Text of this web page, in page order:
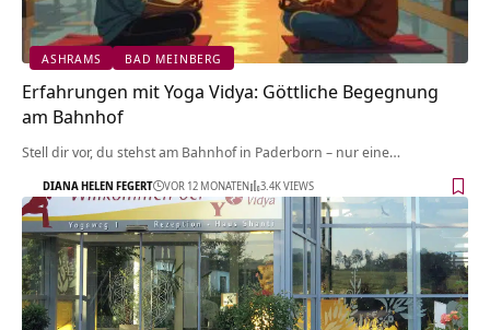
ASHRAMS BAD MEINBERG
Erfahrungen mit Yoga Vidya: Göttliche Begegnung
am Bahnhof
Stell dir vor, du stehst am Bahnhof in Paderborn – nur eine…
DIANA HELEN FEGERT VOR 12 MONATEN 3.4K VIEWS